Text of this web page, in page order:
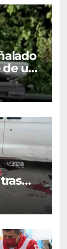
de un